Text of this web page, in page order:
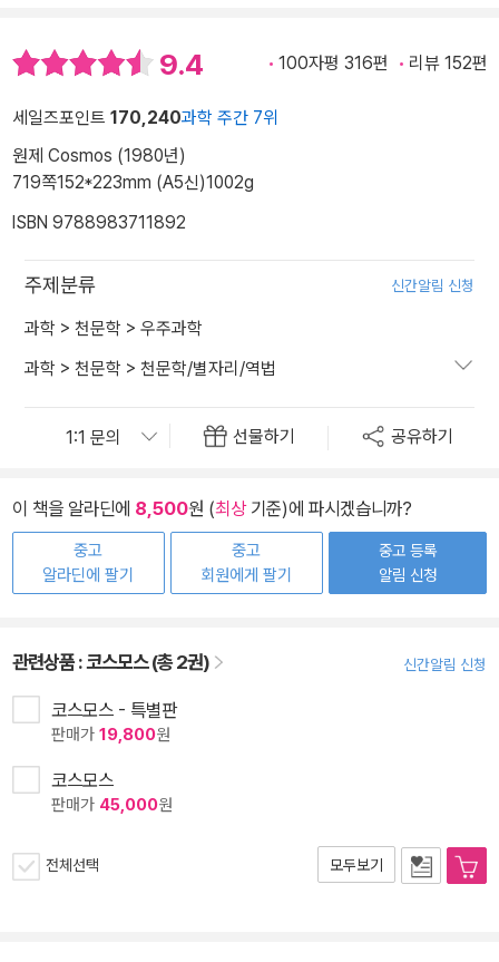
9.4 100자평 316편 리뷰 152편
세일즈포인트 170,240과학 주간 7위
원제 Cosmos (1980년)
719쪽152*223mm (A5신)1002g
ISBN 9788983711892
주제분류 신간알림 신청
과학 > 천문학 > 우주과학
과학 > 천문학 > 천문학/별자리/역법
선물하기 공유하기
이 책을 알라딘에 8,500원 (최상기준)에 파시겠습니까?
중고
알라딘에 팔기
중고
회원에게 팔기
중고 등록
알림 신청
관련상품 :코스모스 (총 2권) 신간알림 신청
코스모스 - 특별판
판매가 19,800원
코스모스
판매가 45,000원
전체선택 모두보기